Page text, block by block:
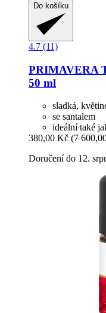
Do košíku
4.7 (11)
PRIMAVERA
50 ml
sladká,
se santalem
ideální také
380,00 Kč (7
Doručení do 12.